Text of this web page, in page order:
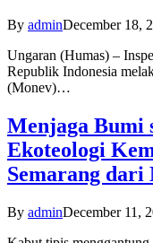
By adminDecember 18,
Ungaran (Humas) –
Republik Indonesia
(Monev)…
Menjaga Bumi
Ekoteologi
Semarang dari
By adminDecember 11,